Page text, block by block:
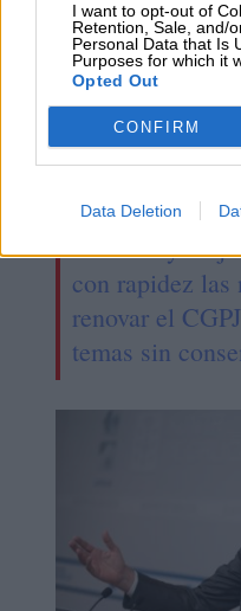
I want to opt-out of
Retention, Sale, and/
Personal Data that Is
Purposes for which it
Opted Out
CONFIRM
Data Deletion
Sánchez y
con rapidez las
renovar el
temas sin